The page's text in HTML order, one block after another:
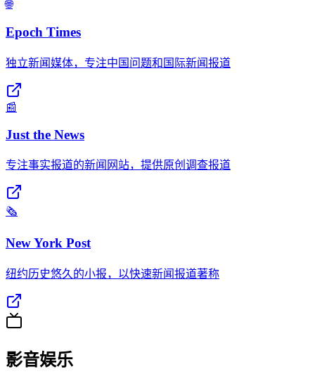
🌐
Epoch Times
独立新闻媒体，专注中国问题和国际新闻报道
📰
Just the News
专注事实报道的新闻网站，提供原创调查报道
🗞️
New York Post
纽约历史悠久的小报，以快速新闻报道著称
影音娱乐